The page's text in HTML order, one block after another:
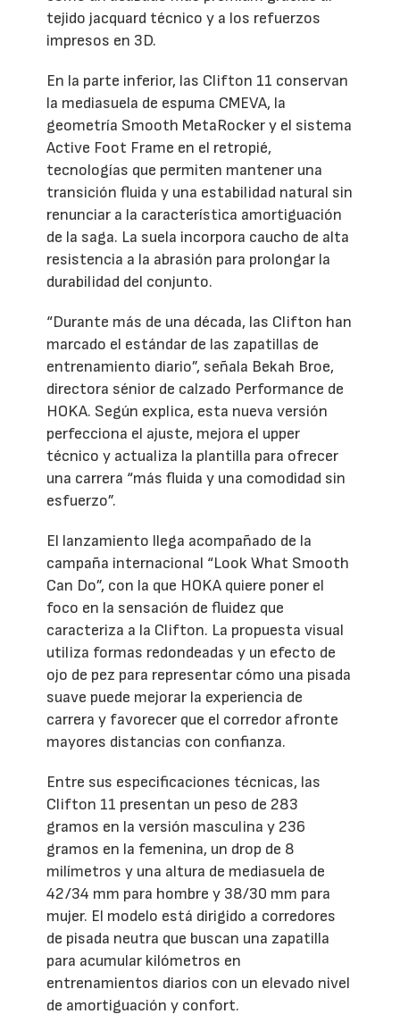
tejido jacquard técnico y a los refuerzos
impresos en 3D.
En la parte inferior, las Clifton 11 conservan
la mediasuela de espuma CMEVA, la
geometría Smooth MetaRocker y el sistema
Active Foot Frame en el retropié,
tecnologías que permiten mantener una
transición fluida y una estabilidad natural sin
renunciar a la característica amortiguación
de la saga. La suela incorpora caucho de alta
resistencia a la abrasión para prolongar la
durabilidad del conjunto.
“Durante más de una década, las Clifton han
marcado el estándar de las zapatillas de
entrenamiento diario”, señala Bekah Broe,
directora sénior de calzado Performance de
HOKA. Según explica, esta nueva versión
perfecciona el ajuste, mejora el upper
técnico y actualiza la plantilla para ofrecer
una carrera “más fluida y una comodidad sin
esfuerzo”.
El lanzamiento llega acompañado de la
campaña internacional “Look What Smooth
Can Do”, con la que HOKA quiere poner el
foco en la sensación de fluidez que
caracteriza a la Clifton. La propuesta visual
utiliza formas redondeadas y un efecto de
ojo de pez para representar cómo una pisada
suave puede mejorar la experiencia de
carrera y favorecer que el corredor afronte
mayores distancias con confianza.
Entre sus especificaciones técnicas, las
Clifton 11 presentan un peso de 283
gramos en la versión masculina y 236
gramos en la femenina, un drop de 8
milímetros y una altura de mediasuela de
42/34 mm para hombre y 38/30 mm para
mujer. El modelo está dirigido a corredores
de pisada neutra que buscan una zapatilla
para acumular kilómetros en
entrenamientos diarios con un elevado nivel
de amortiguación y confort.